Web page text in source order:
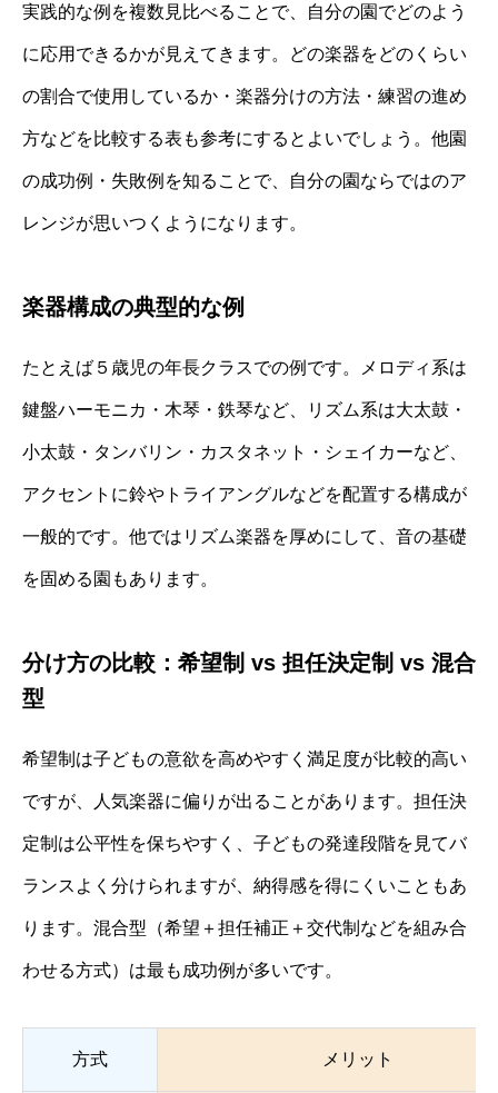
実践的な例を複数見比べることで、自分の園でどのよう
に応用できるかが見えてきます。どの楽器をどのくらい
の割合で使用しているか・楽器分けの方法・練習の進め
方などを比較する表も参考にするとよいでしょう。他園
の成功例・失敗例を知ることで、自分の園ならではのア
レンジが思いつくようになります。
楽器構成の典型的な例
たとえば５歳児の年長クラスでの例です。メロディ系は
鍵盤ハーモニカ・木琴・鉄琴など、リズム系は大太鼓・
小太鼓・タンバリン・カスタネット・シェイカーなど、
アクセントに鈴やトライアングルなどを配置する構成が
一般的です。他ではリズム楽器を厚めにして、音の基礎
を固める園もあります。
分け方の比較：希望制 vs 担任決定制 vs 混合
型
希望制は子どもの意欲を高めやすく満足度が比較的高い
ですが、人気楽器に偏りが出ることがあります。担任決
定制は公平性を保ちやすく、子どもの発達段階を見てバ
ランスよく分けられますが、納得感を得にくいこともあ
ります。混合型（希望＋担任補正＋交代制などを組み合
わせる方式）は最も成功例が多いです。
方式 メリット